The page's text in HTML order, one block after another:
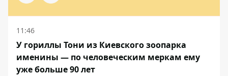
11:46
У гориллы Тони из Киевского зоопарка
именины — по человеческим меркам ему
уже больше 90 лет